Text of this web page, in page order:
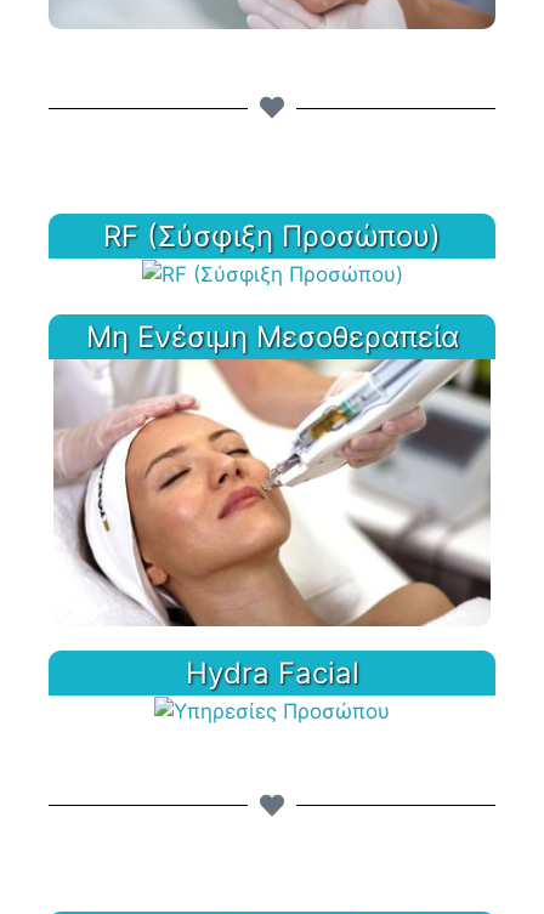
RF (Σύσφιξη Προσώπου)
Μη Ενέσιμη Μεσοθεραπεία
Hydra Facial